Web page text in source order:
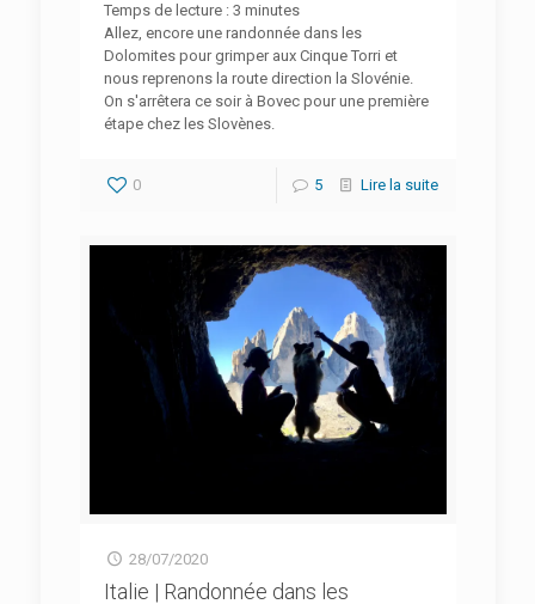
Temps de lecture : 3 minutes
Allez, encore une randonnée dans les
Dolomites pour grimper aux Cinque Torri et
nous reprenons la route direction la Slovénie.
On s'arrêtera ce soir à Bovec pour une première
étape chez les Slovènes.
0 5 Lire la suite
28/07/2020
Italie | Randonnée dans les